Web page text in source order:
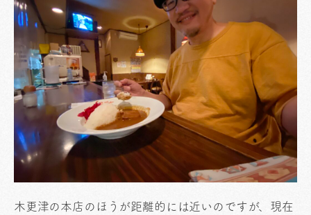
木更津の本店のほうが距離的には近いのですが、現在